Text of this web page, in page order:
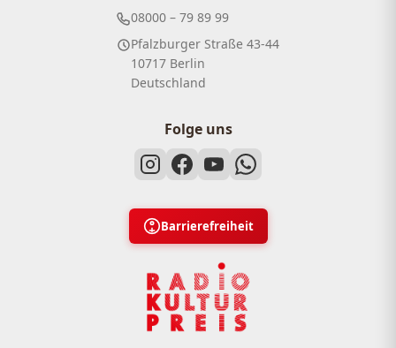
08000 – 79 89 99
Pfalzburger Straße 43-44
10717 Berlin
Deutschland
Folge uns
Barrierefreiheit